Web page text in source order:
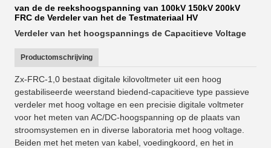
van de de reekshoogspanning van 100kV 150kV 200kV
FRC de Verdeler van het de Testmateriaal HV
Verdeler van het hoogspannings de Capacitieve Voltage
Productomschrijving
Zx-FRC-1,0 bestaat digitale kilovoltmeter uit een hoog
gestabiliseerde weerstand biedend-capacitieve type passieve
verdeler met hoog voltage en een precisie digitale voltmeter
voor het meten van AC/DC-hoogspanning op de plaats van
stroomsystemen en in diverse laboratoria met hoog voltage.
Beiden met het meten van kabel, voedingkoord, en het in